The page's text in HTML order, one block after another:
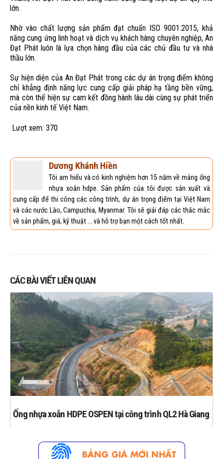
lớn.
Nhờ vào chất lượng sản phẩm đạt chuẩn ISO 9001:2015, khả
năng cung ứng linh hoạt và dịch vụ khách hàng chuyên nghiệp, An
Đạt Phát luôn là lựa chọn hàng đầu của các chủ đầu tư và nhà
thầu lớn.
Sự hiện diện của An Đạt Phát trong các dự án trọng điểm không
chỉ khẳng định năng lực cung cấp giải pháp hạ tầng bền vững,
mà còn thể hiện sự cam kết đồng hành lâu dài cùng sự phát triển
của nền kinh tế Việt Nam.
Lượt xem: 370
Dương Khánh Hiền
Tôi am hiểu và có kinh nghiệm hơn 15 năm về mảng ống
nhựa xoắn hdpe. Sản phẩm của tôi được sản xuất và
cung cấp để thi công các công trình, dự án trọng điểm tại Việt Nam
và các nước Lào, Campuchia, Myanmar. Tôi sẽ giải đáp các thắc mắc
về sản phẩm, giá, kỹ thuật ... và hỗ trợ bạn một cách tốt nhất.
CÁC BÀI VIẾT LIÊN QUAN
Ống nhựa xoắn HDPE OSPEN tại công trình QL2 Hà Giang